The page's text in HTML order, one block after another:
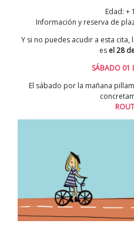
Edad: +
Información y reserva de
Y si no puedes acudir a esta
es el 28
SÁBADO 01
El sábado por la mañana